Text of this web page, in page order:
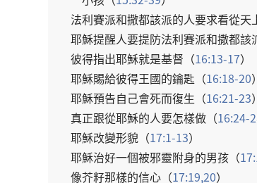
法利賽派和撒都該派的人要求看從天
耶穌提醒人要提防法利賽派和撒都該
彼得指出耶穌就是基督 （16:13-17）
耶穌賜給彼得王國的鑰匙 （16:18-20）
耶穌預告自己會死而復生 （16:21-23）
真正跟從耶穌的人要怎樣做 （16:24-
耶穌改變形貌 （17:1-13）
耶穌治好一個被邪靈附身的男孩 （
像芥籽那樣的信心 （17:19,20）